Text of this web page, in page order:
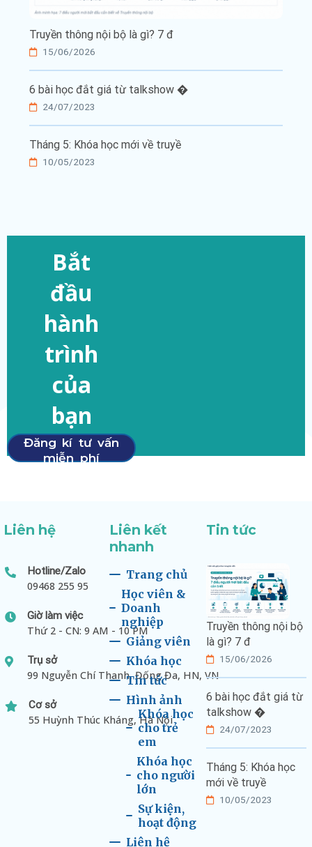
Truyền thông nội bộ là gì? 7 đ
15/06/2026
6 bài học đắt giá từ talkshow �
24/07/2023
Tháng 5: Khóa học mới về truyề
10/05/2023
Bắt
đầu
hành
trình
của
bạn
Đăng kí tư vấn
miễn phí
Liên hệ
Hotline/Zalo
09468 255 95
Giờ làm việc
Thứ 2 - CN: 9 AM - 10 PM
Trụ sở
99 Nguyễn Chí Thanh, Đống Đa, HN, VN
Cơ sở
55 Huỳnh Thúc Kháng, Hà Nội
Liên kết
nhanh
Trang chủ
Học viên &
Doanh
nghiệp
Giảng viên
Khóa học
Tin tức
Hình ảnh
Khóa học
cho trẻ
em
Khóa học
cho người
lớn
Sự kiện,
hoạt động
Liên hệ
Tin tức
Truyền thông nội bộ
là gì? 7 đ
15/06/2026
6 bài học đắt giá từ
talkshow �
24/07/2023
Tháng 5: Khóa học
mới về truyề
10/05/2023